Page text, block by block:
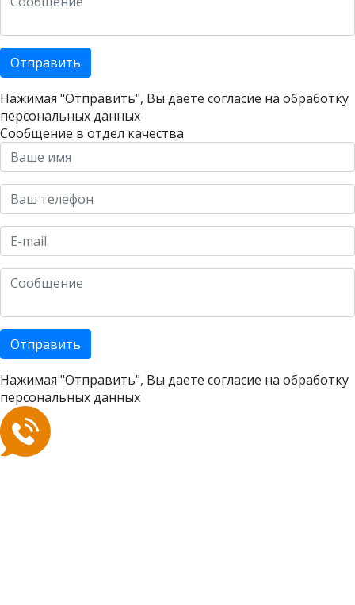
Отправить
Нажимая "Отправить", Вы даете согласие на обработку
персональных данных
Сообщение в отдел качества
Отправить
Нажимая "Отправить", Вы даете согласие на обработку
персональных данных